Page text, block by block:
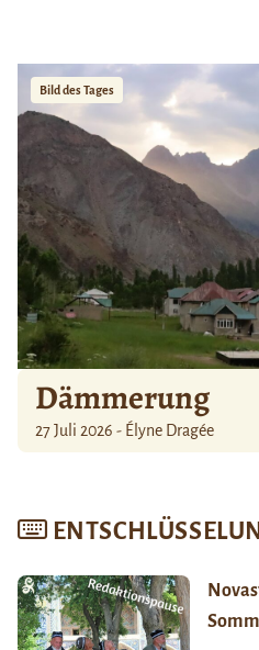
Bild des Tages
Dämmerung
27 Juli 2026 - Élyne Dragée